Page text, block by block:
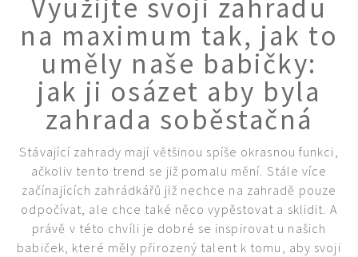
KVÍZY A TESTY
Využijte svoji zahradu
na maximum tak, jak to
uměly naše babičky:
jak ji osázet aby byla
zahrada soběstačná
Stávající zahrady mají většinou spíše okrasnou funkci,
ačkoliv tento trend se již pomalu mění. Stále více
začínajících zahrádkářů již nechce na zahradě pouze
odpočívat, ale chce také něco vypěstovat a sklidit. A
právě v této chvíli je dobré se inspirovat u našich
babiček, které měly přirozený talent k tomu, aby svoji